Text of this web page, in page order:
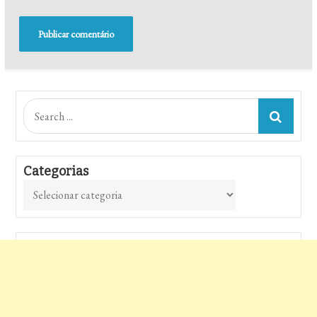
Search
for:
Categorias
Categorias